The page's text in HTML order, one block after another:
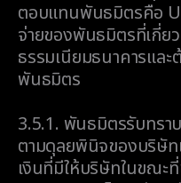
ตอบแทนพันธมิตรคือ
จ่ายของพันธมิตรที่เกี่ย
ธรรมเนียมธนาคารแล
พันธมิตร
3.5.1. พันธมิตรรับทรา
ตามดุลยพินิจของบริษัท
เงินที่มีให้บริษัทในขณะ